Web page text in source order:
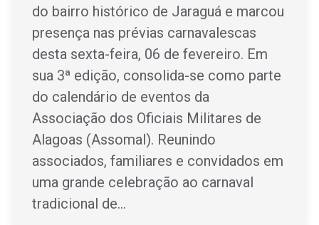
do bairro histórico de Jaraguá e marcou
presença nas prévias carnavalescas
desta sexta-feira, 06 de fevereiro. Em
sua 3ª edição, consolida-se como parte
do calendário de eventos da
Associação dos Oficiais Militares de
Alagoas (Assomal). Reunindo
associados, familiares e convidados em
uma grande celebração ao carnaval
tradicional de…